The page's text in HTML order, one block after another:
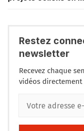
Restez
newsletter
Recevez chaque
vidéos